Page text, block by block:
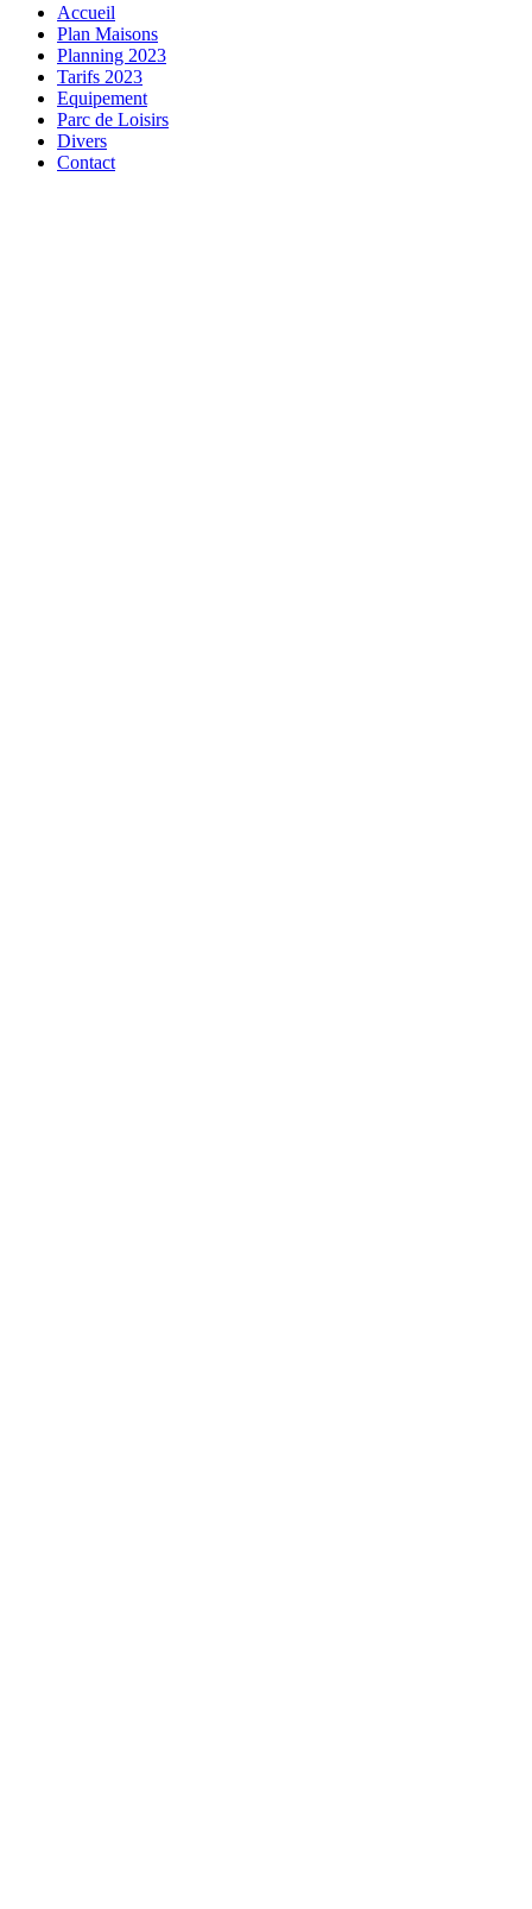
Accueil
Plan Maisons
Planning 2023
Tarifs 2023
Equipement
Parc de Loisirs
Divers
Contact